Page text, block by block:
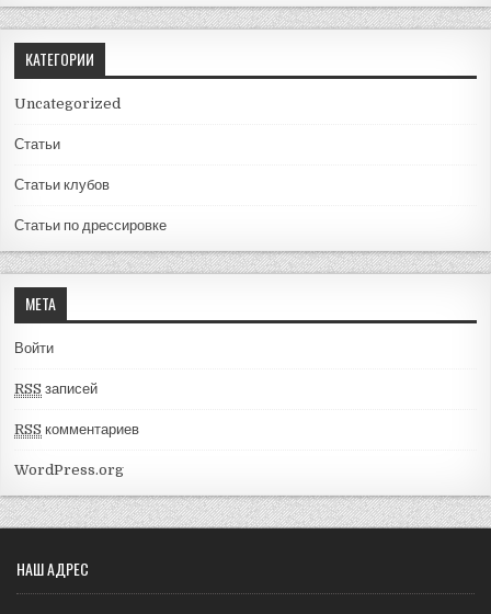
КАТЕГОРИИ
Uncategorized
Статьи
Статьи клубов
Статьи по дрессировке
МЕТА
Войти
RSS записей
RSS комментариев
WordPress.org
НАШ АДРЕС